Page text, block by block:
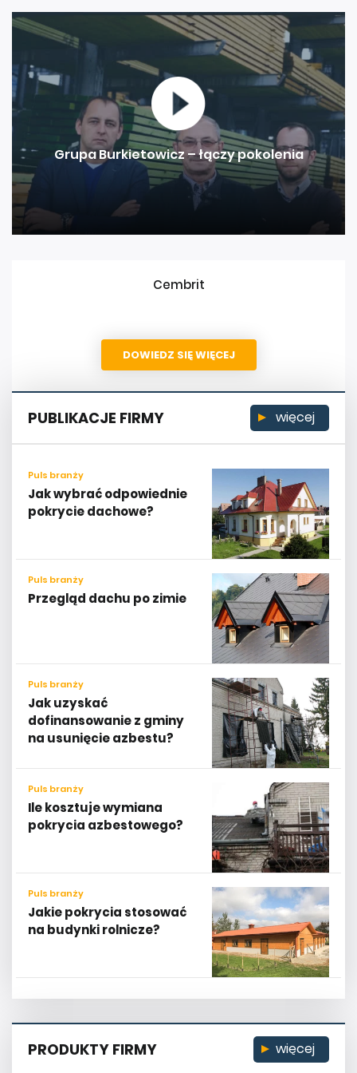
Grupa Burkietowicz – łączy pokolenia
Cembrit
DOWIEDZ SIĘ WIĘCEJ
PUBLIKACJE FIRMY więcej
Puls branży
Jak wybrać odpowiednie
pokrycie dachowe?
Puls branży
Przegląd dachu po zimie
Puls branży
Jak uzyskać
dofinansowanie z gminy
na usunięcie azbestu?
Puls branży
Ile kosztuje wymiana
pokrycia azbestowego?
Puls branży
Jakie pokrycia stosować
na budynki rolnicze?
PRODUKTY FIRMY więcej